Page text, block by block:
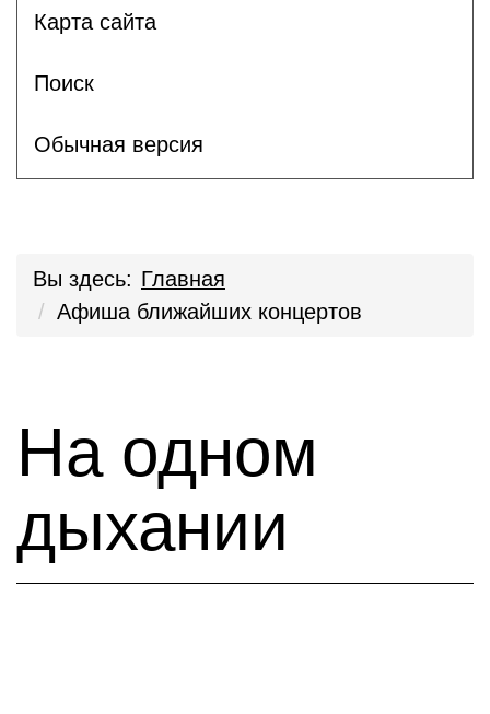
Карта сайта
Поиск
Обычная версия
Вы здесь: Главная
Афиша ближайших концертов
На одном
дыхании